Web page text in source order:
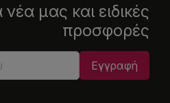
μας και ειδικές
προσφορές